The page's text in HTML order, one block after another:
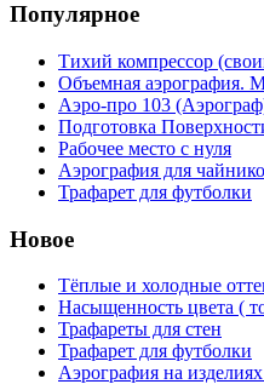
Популярное
Тихий компрессор
Объемная аэрография.
Аэро-про 103
Подготовка
Рабочее место с нуля
Аэрография для
Трафарет для футболки
Новое
Тёплые и холодные
Насыщенность цвета (
Трафареты для стен
Трафарет для футболки
Аэрография на